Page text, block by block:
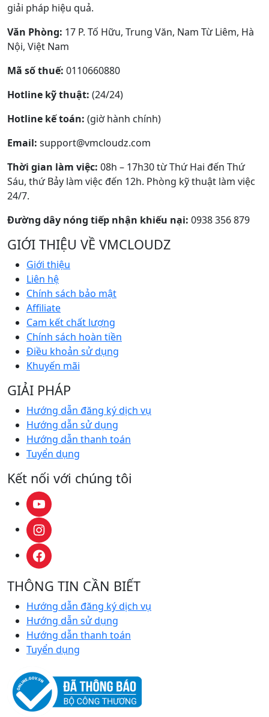
giải pháp hiệu quả.
Văn Phòng: 17 P. Tố Hữu, Trung Văn, Nam Từ Liêm, Hà
Nội, Việt Nam
Mã số thuế: 0110660880
Hotline kỹ thuật: (24/24)
Hotline kế toán: (giờ hành chính)
Email: support@vmcloudz.com
Thời gian làm việc: 08h – 17h30 từ Thứ Hai đến Thứ
Sáu, thứ Bảy làm việc đến 12h. Phòng kỹ thuật làm việc
24/7.
Đường dây nóng tiếp nhận khiếu nại: 0938 356 879
GIỚI THIỆU VỀ VMCLOUDZ
Giới thiệu
Liên hệ
Chính sách bảo mật
Affiliate
Cam kết chất lượng
Chính sách hoàn tiền
Điều khoản sử dụng
Khuyến mãi
GIẢI PHÁP
Hướng dẫn đăng ký dịch vụ
Hướng dẫn sử dụng
Hướng dẫn thanh toán
Tuyển dụng
Kết nối với chúng tôi
THÔNG TIN CẦN BIẾT
Hướng dẫn đăng ký dịch vụ
Hướng dẫn sử dụng
Hướng dẫn thanh toán
Tuyển dụng